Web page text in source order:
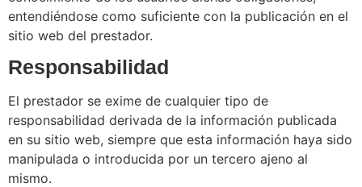
entendiéndose como suficiente con la publicación en el
sitio web del prestador.
Responsabilidad
El prestador se exime de cualquier tipo de
responsabilidad derivada de la información publicada
en su sitio web, siempre que esta información haya sido
manipulada o introducida por un tercero ajeno al
mismo.